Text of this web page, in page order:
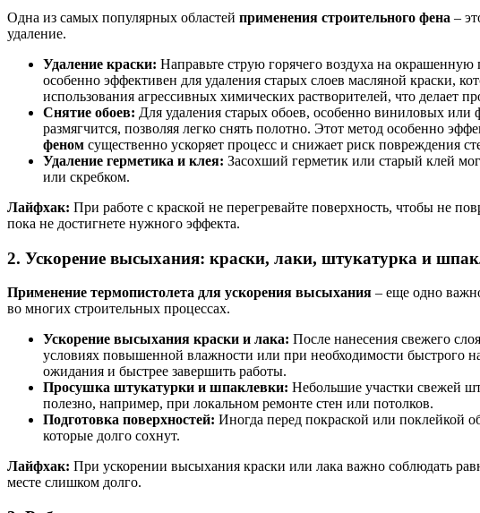
Одна из самых популярных областей применения строительного фена –
удаление.
Удаление краски: Направьте струю горячего воздуха на окрашенную
особенно эффективен для удаления старых слоев масляной краски,
использования агрессивных химических растворителей, что делает
Снятие обоев: Для удаления старых обоев, особенно виниловых или
размягчится, позволяя легко снять полотно. Этот метод особенно
феном существенно ускоряет процесс и снижает риск повреждения
Удаление герметика и клея: Засохший герметик или старый клей
или скребком.
Лайфхак: При работе с краской не перегревайте поверхность, чтобы не
пока не достигнете нужного эффекта.
2. Ускорение высыхания: краски, лаки, штукатурка и
Применение термопистолета для ускорения высыхания – еще одно
во многих строительных процессах.
Ускорение высыхания краски и лака: После нанесения свежего
условиях повышенной влажности или при необходимости быстрого
ожидания и быстрее завершить работы.
Просушка штукатурки и шпаклевки: Небольшие участки свежей
полезно, например, при локальном ремонте стен или потолков.
Подготовка поверхностей: Иногда перед покраской или поклейкой
которые долго сохнут.
Лайфхак: При ускорении высыхания краски или лака важно соблюдать
месте слишком долго.